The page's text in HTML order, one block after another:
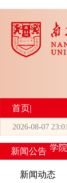
首页|
2026世
学
2026-08-07
新闻公告
新闻动态